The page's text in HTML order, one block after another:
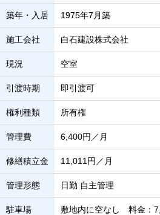
築年・入居 1975年7月築
施工会社 白石建設株式会社
現況 空室
引渡時期 即引渡可
権利種類 所有権
管理費 6,400円／月
修繕積立金 11,011円／月
管理形態 日勤 自主管理
駐車場 敷地内に空なし 料金：